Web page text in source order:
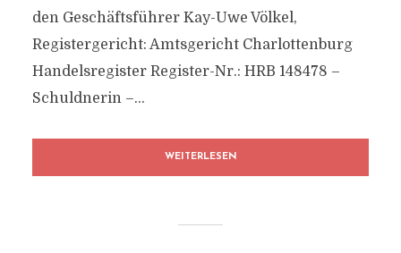
den Geschäftsführer Kay-Uwe Völkel,
Registergericht: Amtsgericht Charlottenburg
Handelsregister Register-Nr.: HRB 148478 –
Schuldnerin –...
WEITERLESEN